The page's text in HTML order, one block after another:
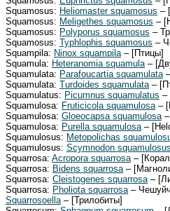
Squamosus: Heliomaster squamosus –
Squamosus: Meligethes squamosus –
Squamosus: Polyporus squamosus –
Squamosus: Typhlophis squamosus –
Squampila: Ninox squampila – [Птицы]
Squamula: Heteranomia squamula –
Squamulata: Parafoucartia squamulata
Squamulata: Turdoides squamulata –
Squamulatus: Picumnus squamulatus –
Squamulosa: Fruticicola squamulosa –
Squamulosa: Gloeocapsa squamulosa
Squamulosa: Purella squamulosa –
Squamulosus: Metopolichas
Squamulosus: Scymnodon squamulosus
Squarrosa: Acropora squarrosa –
Squarrosa: Bidens squarrosa –
Squarrosa: Cleistogenes squarrosa –
Squarrosa: Pholiota squarrosa –
Squarrosoella – [Трилобиты]